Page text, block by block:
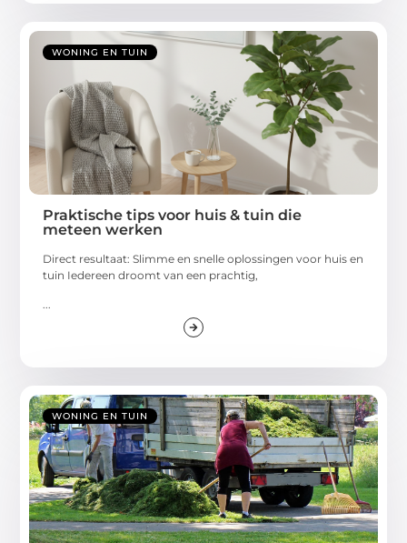
WONING EN TUIN
Praktische tips voor huis & tuin die
meteen werken
Direct resultaat: Slimme en snelle oplossingen voor huis en
tuin Iedereen droomt van een prachtig,
...
WONING EN TUIN